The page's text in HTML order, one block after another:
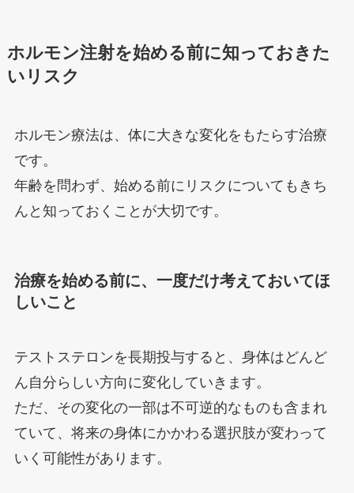
ホルモン注射を始める前に知っておきた
いリスク
ホルモン療法は、体に大きな変化をもたらす治療
です。
年齢を問わず、始める前にリスクについてもきち
んと知っておくことが大切です。
治療を始める前に、一度だけ考えておいてほ
しいこと
テストステロンを長期投与すると、身体はどんど
ん自分らしい方向に変化していきます。
ただ、その変化の一部は不可逆的なものも含まれ
ていて、将来の身体にかかわる選択肢が変わって
いく可能性があります。